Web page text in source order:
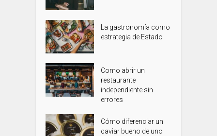
La gastronomía como
estrategia de Estado
Como abrir un
restaurante
independiente sin
errores
Cómo diferenciar un
caviar bueno de uno